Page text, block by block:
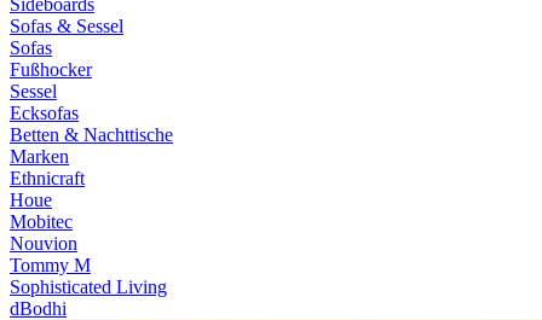
Sideboards
Sofas & Sessel
Sofas
Fußhocker
Sessel
Ecksofas
Betten & Nachttische
Marken
Ethnicraft
Houe
Mobitec
Nouvion
Tommy M
Sophisticated Living
dBodhi